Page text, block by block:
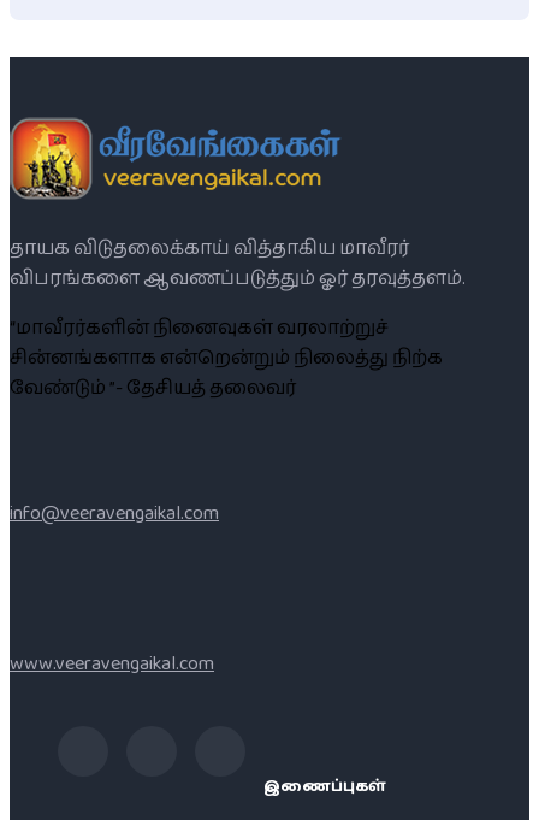
தாயக விடுதலைக்காய் வித்தாகிய மாவீரர்
விபரங்களை ஆவணப்படுத்தும் ஓர் தரவுத்தளம்.
“மாவீரர்களின் நினைவுகள் வரலாற்றுச்
சின்னங்களாக என்றென்றும் நிலைத்து நிற்க
வேண்டும் ”- தேசியத் தலைவர்
info@veeravengaikal.com
www.veeravengaikal.com
இணைப்புகள்